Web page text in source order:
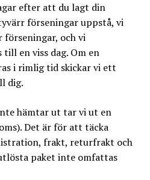
efter att du lagt din
förseningar uppstå, vi
förseningar, och vi
en viss dag. Om en
i rimlig tid skickar vi ett
dig.
hämtar ut tar vi ut en
Det är för att täcka
frakt, returfrakt och
paket inte omfattas